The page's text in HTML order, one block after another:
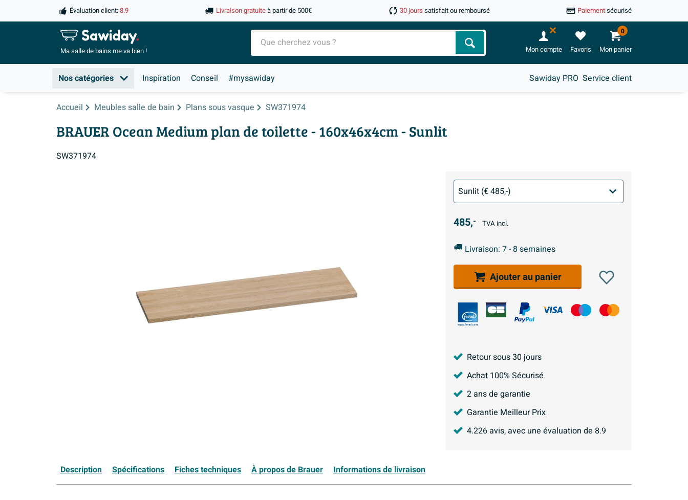
Évaluation client:8.9 Livraison gratuiteà partir de 500€ 30 jours satisfait ou remboursé Paiementsécurisé
Ma salle debains me va bien ! Chercher Mon compte Favoris Mon panier
0
Nos catégories Inspiration Conseil #mysawiday Sawiday PRO Service client
Accueil Meubles salle de bain Plans sous vasque SW371974
BRAUER Ocean Medium plan de toilette - 160x46x4cm - Sunlit
SW371974
485,- TVA incl.
Livraison: 7 - 8 semaines
Ajouter au panier
Retour sous 30 jours
Achat 100% Sécurisé
2 ans de garantie
Garantie Meilleur Prix
4.226avis, avec une évaluation de 8.9
Description Spécifications Fiches techniques À propos de Brauer Informations de livraison